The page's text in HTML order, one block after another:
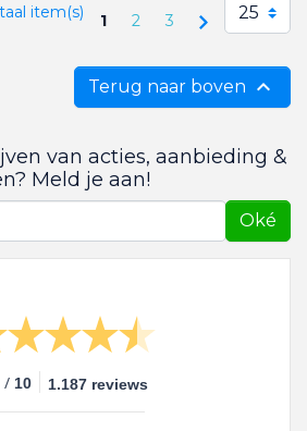
item(s) 1 2 3 Volgende
25
Terug naar boven 
van acties, aanbieding &
Meld je aan!
Oké
/ 10 1.187 reviews